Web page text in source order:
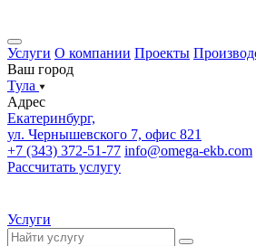
Услуги О компании Проекты
Ваш город
Тула
Адрес
Екатеринбург,
ул. Чернышевского 7, офис 821
+7 (343) 372-51-77 info@omega-ekb.com
Рассчитать услугу
Услуги